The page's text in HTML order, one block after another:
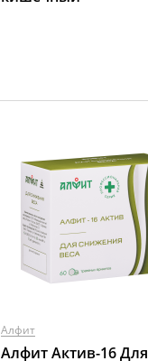
Алфит
Алфит Актив-16 Для